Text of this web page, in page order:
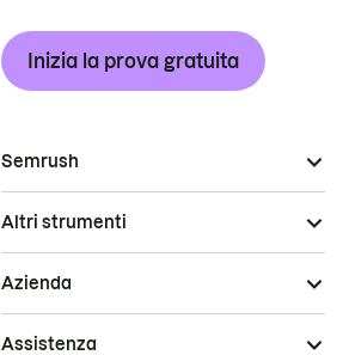
Inizia la prova gratuita
Semrush
Altri strumenti
Azienda
Assistenza